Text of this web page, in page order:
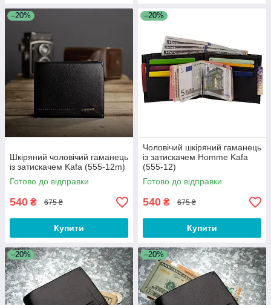
–20%
Шкіряний чоловічий гаманець
із затискачем Kafa (555-12m)
Готово до відправки
540 ₴ 675 ₴
Купити
–20%
Чоловічий шкіряний гаманець
із затискачем Homme Kafa
(555-12)
Готово до відправки
540 ₴ 675 ₴
Купити
–20% –20%